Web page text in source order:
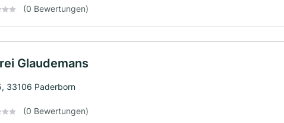
(0 Bewertungen)
Glaudemans
33106 Paderborn
(0 Bewertungen)